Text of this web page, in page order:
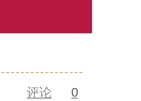
评论 0